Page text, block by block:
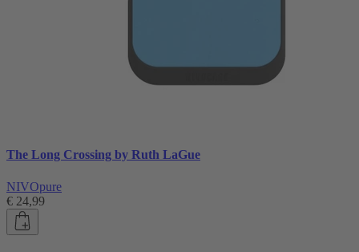
The Long Crossing by Ruth LaGue
NIVOpure
€ 24,99